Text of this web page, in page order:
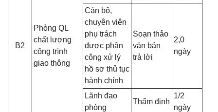
B2
Phòng QL
chất lượng
công trình
giao thông
Cán bộ,
chuyên viên
phụ trách
được phân
công xử lý
hồ sơ thủ tục
hành chính
Soạn thảo
văn bản
trả lời
2,0
ngày
Lãnh đạo
phòng
Thẩm định
1/2
ngày